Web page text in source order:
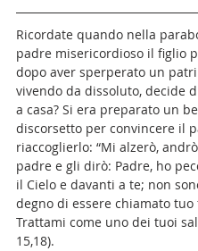
Ricordate quando nella
padre misericordioso il figlio
dopo aver sperperato un
vivendo da dissoluto, decide
a casa? Si era preparato un
discorsetto per convincere il
riaccoglierlo: “Mi alzerò,
padre e gli dirò: Padre, ho
il Cielo e davanti a te; non
degno di essere chiamato tuo
Trattami come uno dei tuoi
15,18).